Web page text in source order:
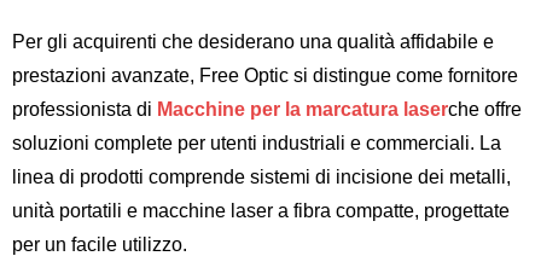
Per gli acquirenti che desiderano una qualità affidabile e
prestazioni avanzate, Free Optic si distingue come fornitore
professionista di Macchine per la marcatura laserche offre
soluzioni complete per utenti industriali e commerciali. La
linea di prodotti comprende sistemi di incisione dei metalli,
unità portatili e macchine laser a fibra compatte, progettate
per un facile utilizzo.